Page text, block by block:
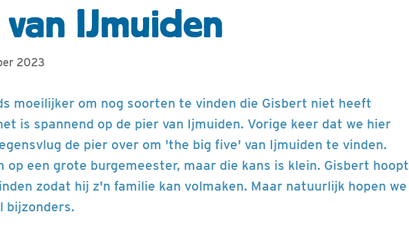
IJmuiden
2023
moeilijker om nog soorten te vinden die Gisbert niet heeft
is spannend op de pier van Ijmuiden. Vorige keer dat we hier
de pier over om 'the big five' van Ijmuiden te vinden.
op een grote burgemeester, maar die kans is klein. Gisbert hoopt
zodat hij z'n familie kan volmaken. Maar natuurlijk hopen we
bijzonders.